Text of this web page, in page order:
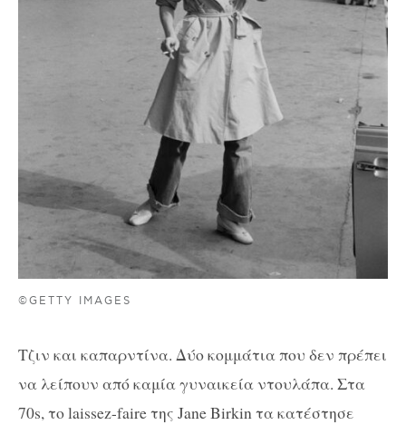
©GETTY IMAGES
Τζιν και καπαρντίνα. Δύο κομμάτια που δεν πρέπει
να λείπουν από καμία γυναικεία ντουλάπα. Στα
70s, το laissez-faire της Jane Birkin τα κατέστησε